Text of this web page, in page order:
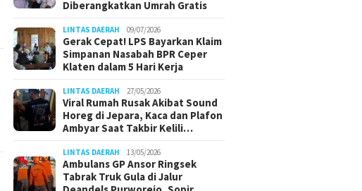
Diberangkatkan Umrah Gratis
LINTAS DAERAH 09/07/2026
Gerak Cepat! LPS Bayarkan Klaim
Simpanan Nasabah BPR Ceper
Klaten dalam 5 Hari Kerja
LINTAS DAERAH 27/05/2026
Viral Rumah Rusak Akibat Sound
Horeg di Jepara, Kaca dan Plafon
Ambyar Saat Takbir Kelili…
LINTAS DAERAH 13/05/2026
Ambulans GP Ansor Ringsek
Tabrak Truk Gula di Jalur